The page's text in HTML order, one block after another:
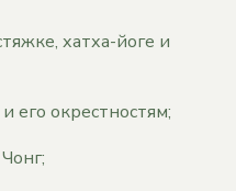
хатха-йоге и
его окрестностям;